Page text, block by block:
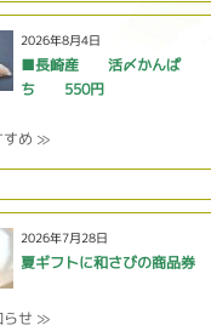
2026年8月4日
■長崎産 活〆かんぱ
ち 550円
すめ ≫
2026年7月28日
夏ギフトに和さびの商品券
らせ ≫